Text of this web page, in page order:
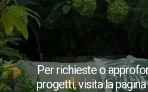
​Per richieste o
progetti, visita la